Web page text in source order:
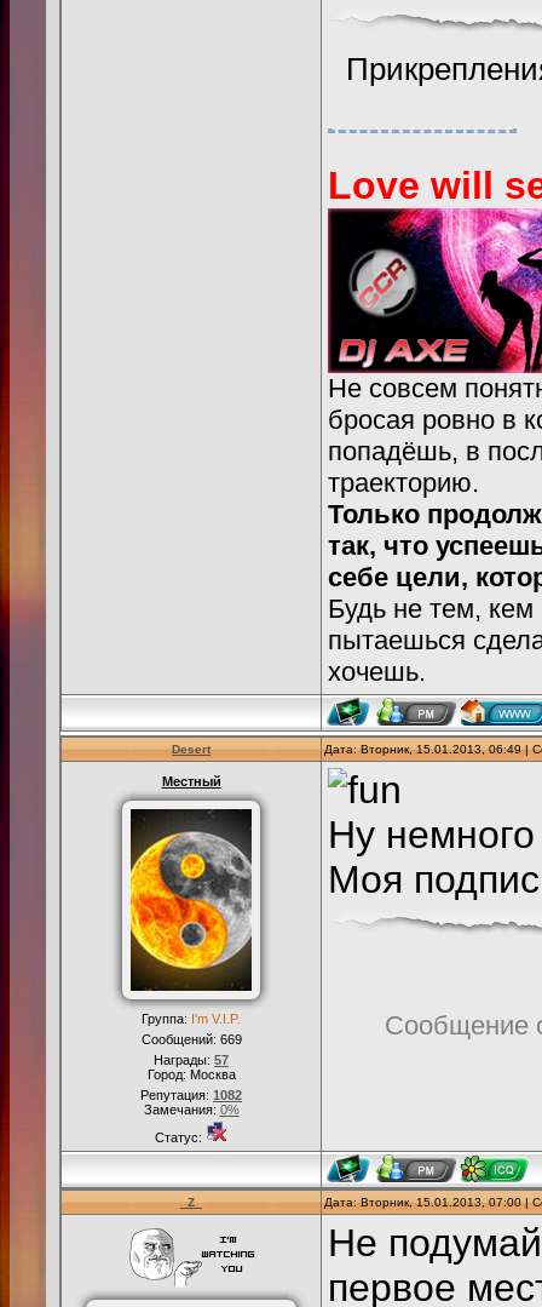
Love will
Не совсем
бросая ровно в
попадёшь, в
траекторию.
Только
так, что
себе цели,
Будь не тем, кем
пытаешься
хочешь.
Desert Дата: Вторник, 15.01.2013, 06:49 |
Местный
Группа: I'm V.I.P.
Сообщений: 669
Награды: 57
Город: Москва
Репутация: 1082
Замечания: 0%
Статус:
Ну
Моя
Сообщение
_Z_ Дата: Вторник, 15.01.2013, 07:00 |
Не
первое